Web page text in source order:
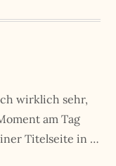
wirklich sehr,
am Tag
Titelseite in …